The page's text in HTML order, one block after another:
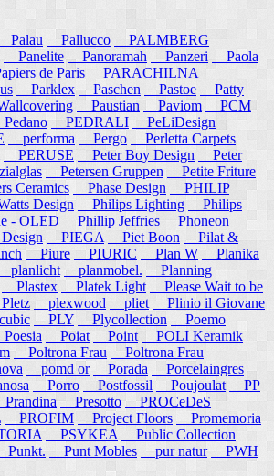
Palau Pallucco
PALMBERG
Panelite Panoramah Panzeri
Paola
de Paris
PARACHILNA
Parklex Paschen Pastoe
Patty
Paustian Paviom
PCM
PEDRALI
PeLiDesign
performa Pergo
Perletta Carpets
PERUSE Peter Boy Design
Peter
Petersen Gruppen
Petite Friture
Ceramics
Phase Design
PHILIP
Design
Philips Lighting
Philips
- OLED
Phillip Jeffries
Phoneon
PIEGA Piet Boon
Pilat &
Piure PIURIC Plan W
Planika
planlicht planmobel. Planning
Plastex Platek Light
Please Wait to be
plexwood pliet
Plinio il Giovane
PLY Plycollection
Poemo
Poiat Point
POLI Keramik
Poltrona Frau
Poltrona Frau
pomd or Porada
Porcelaingres
Porro Postfossil Poujoulat
PP
Presotto
PROCeDeS
PROFIM Project Floors
Promemoria
PSYKEA
Public Collection
Punkt. Punt Mobles pur natur
PWH